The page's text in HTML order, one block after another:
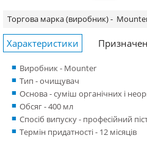
Торгова марка (виробник) -
Характеристики
Виробник - Mounter
Тип - очищувач
Основа - суміш органічних і
Обсяг - 400 мл
Спосіб випуску - професійний
Термін придатності - 12 місяців